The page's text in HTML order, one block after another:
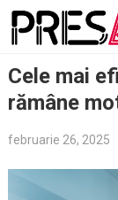
Skip
Cele mai
rămâne
februarie 26, 2025